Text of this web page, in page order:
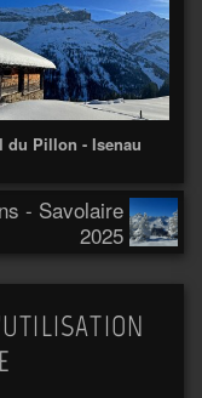
du Pillon - Isenau
- Savolaire
2025